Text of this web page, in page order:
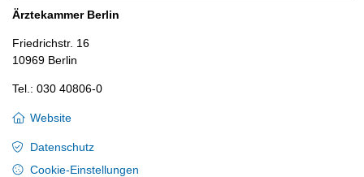
Ärztekammer Berlin
Friedrichstr. 16
10969 Berlin
Tel.: 030 40806-0
Website
Datenschutz
Cookie-Einstellungen